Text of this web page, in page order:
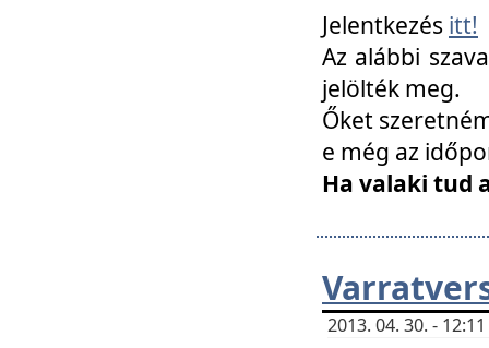
Jelentkezés itt!
Az alábbi
jelölték meg.
Őket
e még az
Ha valaki tud
2013. 04. 30. -